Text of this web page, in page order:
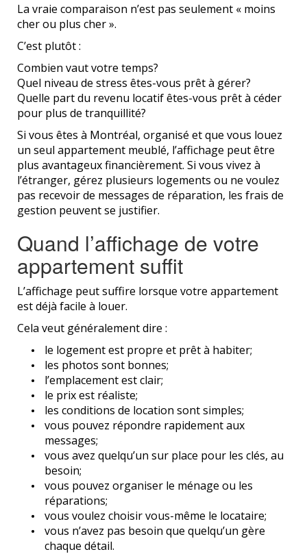
La vraie comparaison n’est pas seulement « moins
cher ou plus cher ».
C’est plutôt :
Combien vaut votre temps?
Quel niveau de stress êtes-vous prêt à gérer?
Quelle part du revenu locatif êtes-vous prêt à céder
pour plus de tranquillité?
Si vous êtes à Montréal, organisé et que vous louez
un seul appartement meublé, l’affichage peut être
plus avantageux financièrement. Si vous vivez à
l’étranger, gérez plusieurs logements ou ne voulez
pas recevoir de messages de réparation, les frais de
gestion peuvent se justifier.
Quand l’affichage de votre
appartement suffit
L’affichage peut suffire lorsque votre appartement
est déjà facile à louer.
Cela veut généralement dire :
le logement est propre et prêt à habiter;
les photos sont bonnes;
l’emplacement est clair;
le prix est réaliste;
les conditions de location sont simples;
vous pouvez répondre rapidement aux
messages;
vous avez quelqu’un sur place pour les clés, au
besoin;
vous pouvez organiser le ménage ou les
réparations;
vous voulez choisir vous-même le locataire;
vous n’avez pas besoin que quelqu’un gère
chaque détail.